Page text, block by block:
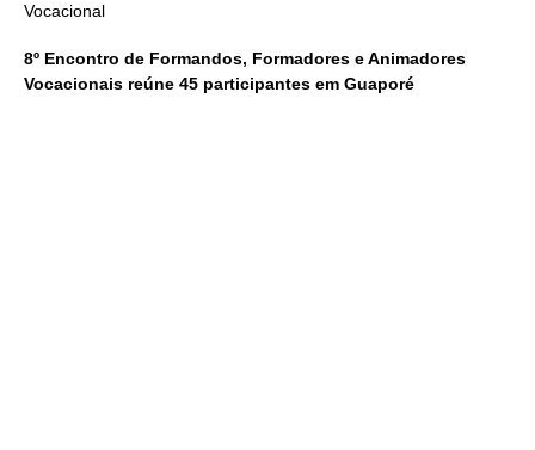
Vocacional
8º Encontro de Formandos, Formadores e Animadores
Vocacionais reúne 45 participantes em Guaporé